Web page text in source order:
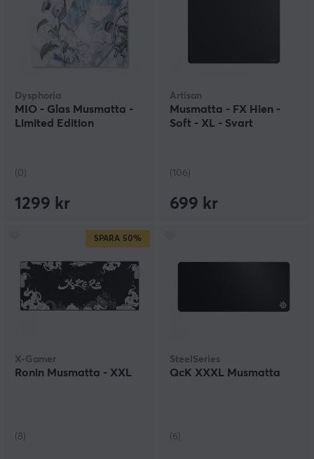
Dysphoria
MIO - Glas Musmatta -
Limited Edition
(0)
1299 kr
Artisan
Musmatta - FX Hien -
Soft - XL - Svart
(106)
699 kr
SPARA 50%
X-Gamer
Ronin Musmatta - XXL
(8)
SteelSeries
QcK XXXL Musmatta
(6)